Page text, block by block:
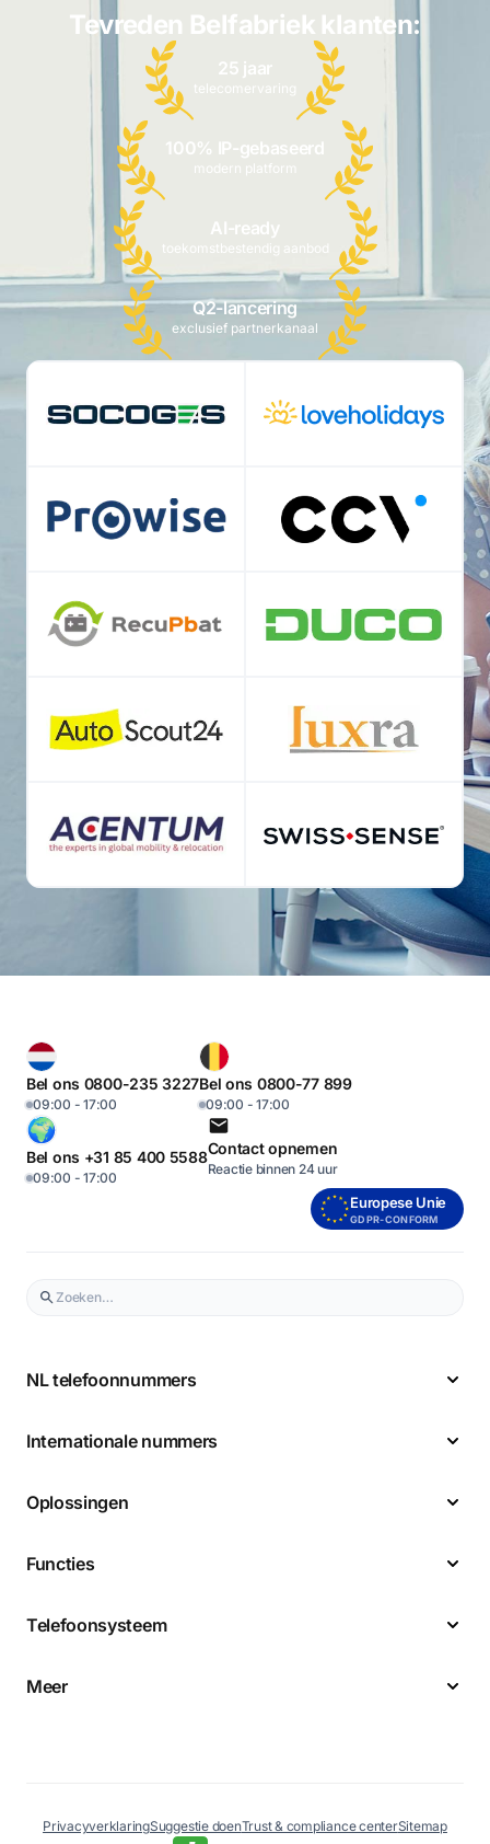
Tevreden Belfabriek klanten:
25 jaar
telecomervaring
100% IP-gebaseerd
modern platform
AI-ready
toekomstbestendig aanbod
Q2-lancering
exclusief partnerkanaal
Bel ons 0800-235 3227
09:00 - 17:00
Bel ons 0800-77 899
09:00 - 17:00
Bel ons +31 85 400 5588
09:00 - 17:00
Contact opnemen
Reactie binnen 24 uur
Europese Unie
GDPR-CONFORM
NL telefoonnummers
Internationale nummers
Oplossingen
Functies
Telefoonsysteem
Meer
PrivacyverklaringSuggestie doenTrust & compliance centerSitemap